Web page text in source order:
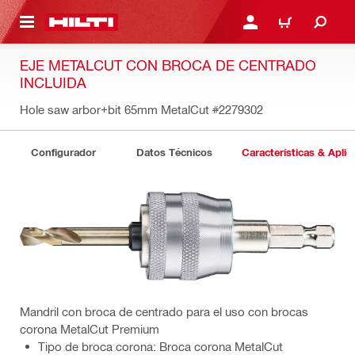
PRINCIPAL INICIE SESIÓN O
CARRITO
EJE METALCUT CON BROCA DE CENTRADO
INCLUIDA
Hole saw arbor+bit 65mm MetalCut #2279302
Configurador Datos Técnicos Características &
Mandril con broca de centrado para el uso con brocas
corona MetalCut Premium
Tipo de broca corona: Broca corona MetalCut